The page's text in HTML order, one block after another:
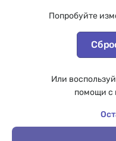
Попробуйте
Или
помощи с